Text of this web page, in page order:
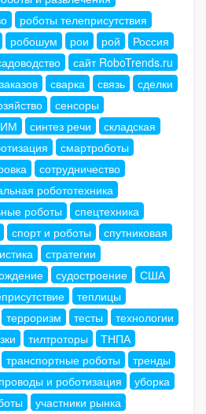
роботы телеприсутствия
робошум рои рой
Россия
сайт RoboTrends.ru
сварка связь
сделки
сенсоры
синтез речи
складская
смартроботы
сотрудничество
робототехника
роботы
спецтехника
спорт и роботы
спутниковая
стратегии
судостроение
США
теплицы
терроризм тесты
технологии
тилтроторы
ТНПА
транспортные роботы
тренды
и роботизация
уборка
участники рынка